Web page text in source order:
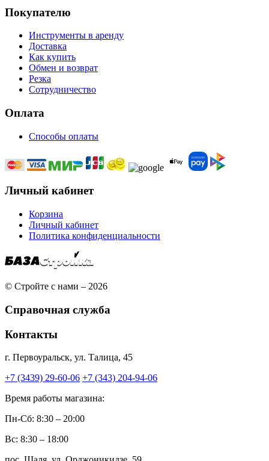
Покупателю
Инструменты в аренду
Доставка
Как купить
Обмен и возврат
Резка
Сотрудничество
Оплата
Способы оплаты
Личный кабинет
Корзина
Личный кабинет
Политика конфиденциальности
© Стройте с нами – 2026
Справочная служба
Контакты
г. Первоуральск, ул. Талица, 45
+7 (3439) 29-60-06 +7 (343) 204-94-06
Время работы магазина:
Пн-Сб: 8:30 – 20:00
Вс: 8:30 – 18:00